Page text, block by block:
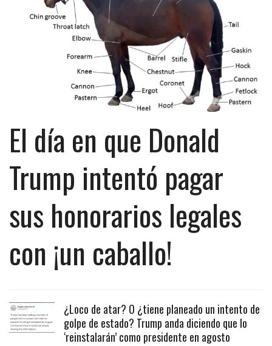
El día en que Donald
Trump intentó pagar
sus honorarios legales
con ¡un caballo!
¿Loco de atar? O ¿tiene planeado un intento de
golpe de estado? Trump anda diciendo que lo
‘reinstalarán’ como presidente en agosto